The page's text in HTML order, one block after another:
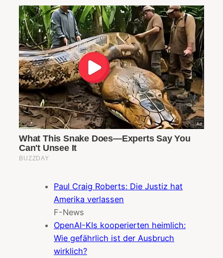
Paul Craig Roberts: Die Justiz hat
Amerika verlassen
F-News
OpenAI-KIs kooperierten heimlich:
Wie gefährlich ist der Ausbruch
wirklich?